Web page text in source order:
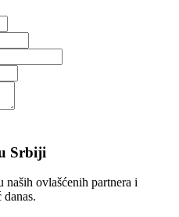
Srbiji
naših ovlašćenih partnera i